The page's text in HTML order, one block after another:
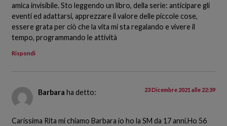
amica invisibile. Sto leggendo un libro, della serie: anticipare gli
eventi ed adattarsi, apprezzare il valore delle piccole cose,
essere grata per ciò che la vita mi sta regalando e vivere il
tempo, programmando le attività
Rispondi
Barbara ha detto: 23 Dicembre 2021 alle 22:39
Carissima Rita mi chiamo Barbara io ho la SM da 17 anni.Ho 56